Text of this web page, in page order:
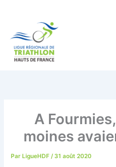
A
moines
ParLigueHDF / 31 août 2020